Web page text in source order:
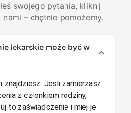
swojego pytania, kliknij
– chętnie pomożemy.
lekarskie może być w
znajdziesz. Jeśli zamierzasz
z członkiem rodziny,
to zaświadczenie i miej je